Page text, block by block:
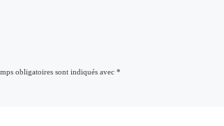
obligatoires sont indiqués avec *